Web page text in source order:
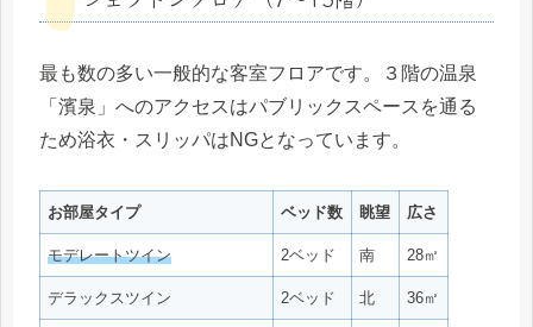
最も数の多い一般的な客室フロアです。３階の温泉
「濱泉」へのアクセスはパブリックスペースを通る
ため浴衣・スリッパはNGとなっています。
お部屋タイプ ベッド数 眺望 広さ
モデレートツイン 2ベッド 南 28㎡
デラックスツイン 2ベッド 北 36㎡